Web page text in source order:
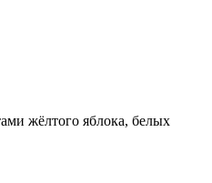
жёлтого яблока, белых